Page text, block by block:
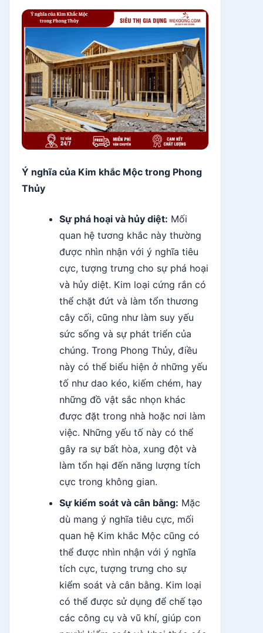
Ý nghĩa của Kim khắc Mộc trong Phong
Thủy
Sự phá hoại và hủy diệt: Mối
quan hệ tương khắc này thường
được nhìn nhận với ý nghĩa tiêu
cực, tượng trưng cho sự phá hoại
và hủy diệt. Kim loại cứng rắn có
thể chặt đứt và làm tổn thương
cây cối, cũng như làm suy yếu
sức sống và sự phát triển của
chúng. Trong Phong Thủy, điều
này có thể biểu hiện ở những yếu
tố như dao kéo, kiếm chém, hay
những đồ vật sắc nhọn khác
được đặt trong nhà hoặc nơi làm
việc. Những yếu tố này có thể
gây ra sự bất hòa, xung đột và
làm tổn hại đến năng lượng tích
cực trong không gian.
Sự kiểm soát và cân bằng: Mặc
dù mang ý nghĩa tiêu cực, mối
quan hệ Kim khắc Mộc cũng có
thể được nhìn nhận với ý nghĩa
tích cực, tượng trưng cho sự
kiểm soát và cân bằng. Kim loại
có thể được sử dụng để chế tạo
các công cụ và vũ khí, giúp con